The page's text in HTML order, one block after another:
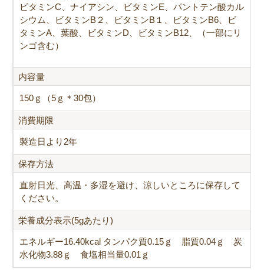
ビタミンC、ナイアシン、ビタミンE、パントテン酸カル
シウム、ビタミンB２、ビタミンB１、ビタミンB6、ビ
タミンA、葉酸、ビタミンD、ビタミンB12、（一部にリ
ンゴ含む）
内容量
150ｇ（5ｇ＊30包）
消費期限
製造日より2年
保存方法
直射日光、高温・多湿を避け、涼しいところに保存して
ください。
栄養成分表示(5gあたり)
エネルギー16.40kcal タンパク質0.15ｇ 脂質0.04ｇ 炭
水化物3.88ｇ 食塩相当量0.01ｇ